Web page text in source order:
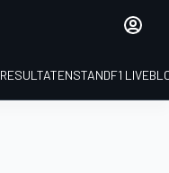
RESULTATENSTANDF1